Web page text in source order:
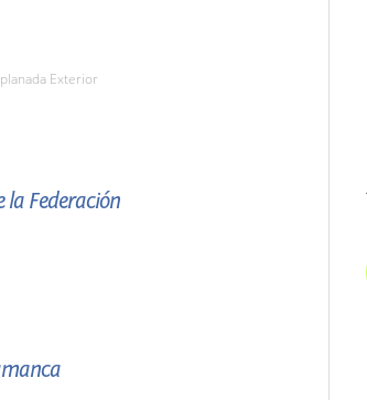
Exterior
la Federación